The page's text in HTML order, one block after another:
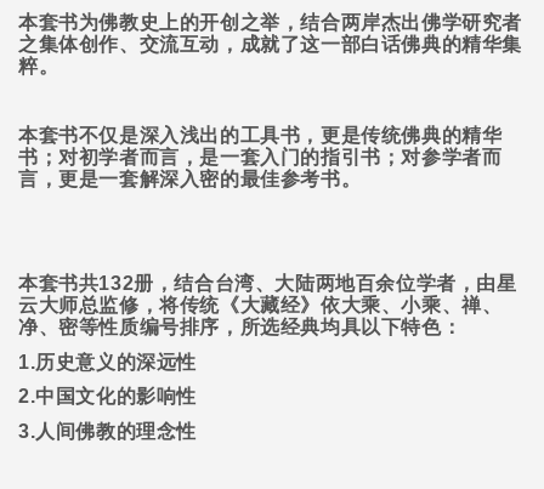
本套书为佛教史上的开创之举，结合两岸杰出佛学研究者
之集体创作、交流互动，成就了这一部白话佛典的精华集
粹。
本套书不仅是深入浅出的工具书，更是传统佛典的精华
书；对初学者而言，是一套入门的指引书；对参学者而
言，更是一套解深入密的最佳参考书。
本套书共132册，结合台湾、大陆两地百余位学者，由星
云大师总监修，将传统《大藏经》依大乘、小乘、禅、
净、密等性质编号排序，所选经典均具以下特色：
1.历史意义的深远性
2.中国文化的影响性
3.人间佛教的理念性